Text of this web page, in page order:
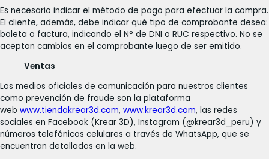
Es necesario indicar el método de pago para efectuar la compra.
El cliente, además, debe indicar qué tipo de comprobante desea:
boleta o factura, indicando el N° de DNI o RUC respectivo. No se
aceptan cambios en el comprobante luego de ser emitido.
Ventas
Los medios oficiales de comunicación para nuestros clientes
como prevención de fraude son la plataforma
web www.tiendakrear3d.com, www.krear3d.com, las redes
sociales en Facebook (Krear 3D), Instagram (@krear3d_peru) y
números telefónicos celulares a través de WhatsApp, que se
encuentran detallados en la web.